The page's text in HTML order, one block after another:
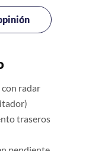
radar
traseros